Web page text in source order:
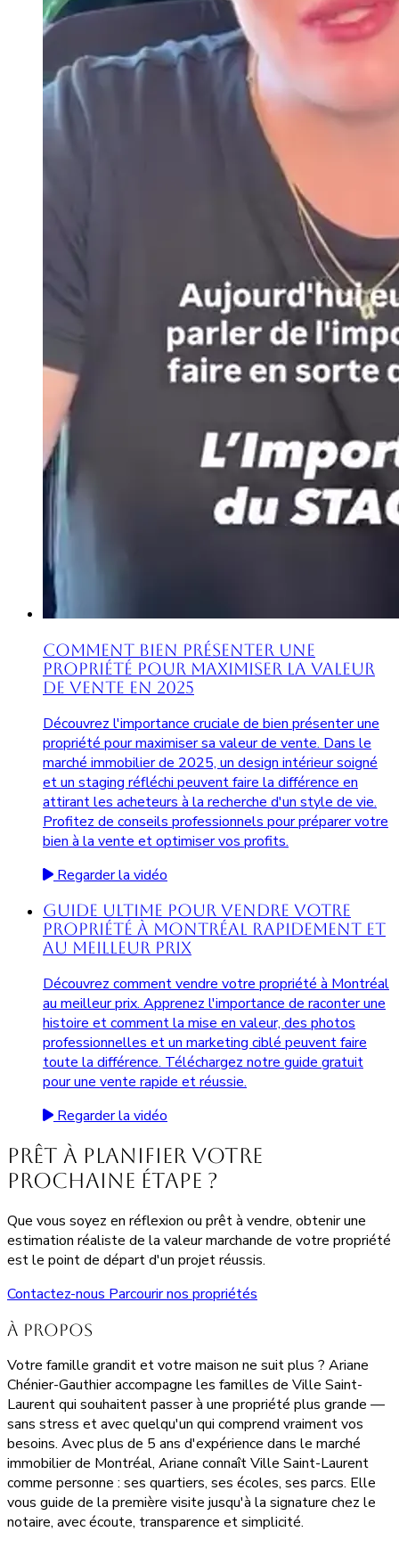
Comment Bien Présenter une
Propriété pour Maximiser la Valeur
de Vente en 2025
Découvrez l'importance cruciale de bien présenter une
propriété pour maximiser sa valeur de vente. Dans le
marché immobilier de 2025, un design intérieur soigné
et un staging réfléchi peuvent faire la différence en
attirant les acheteurs à la recherche d'un style de vie.
Profitez de conseils professionnels pour préparer votre
bien à la vente et optimiser vos profits.
Regarder la vidéo
Guide Ultime pour Vendre Votre
Propriété à Montréal Rapidement et
au Meilleur Prix
Découvrez comment vendre votre propriété à Montréal
au meilleur prix. Apprenez l'importance de raconter une
histoire et comment la mise en valeur, des photos
professionnelles et un marketing ciblé peuvent faire
toute la différence. Téléchargez notre guide gratuit
pour une vente rapide et réussie.
Regarder la vidéo
Prêt à planifier votre
prochaine étape ?
Que vous soyez en réflexion ou prêt à vendre, obtenir une
estimation réaliste de la valeur marchande de votre propriété
est le point de départ d'un projet réussis.
Contactez-nous Parcourir nos propriétés
À propos
Votre famille grandit et votre maison ne suit plus ? Ariane
Chénier-Gauthier accompagne les familles de Ville Saint-
Laurent qui souhaitent passer à une propriété plus grande —
sans stress et avec quelqu'un qui comprend vraiment vos
besoins. Avec plus de 5 ans d'expérience dans le marché
immobilier de Montréal, Ariane connaît Ville Saint-Laurent
comme personne : ses quartiers, ses écoles, ses parcs. Elle
vous guide de la première visite jusqu'à la signature chez le
notaire, avec écoute, transparence et simplicité.